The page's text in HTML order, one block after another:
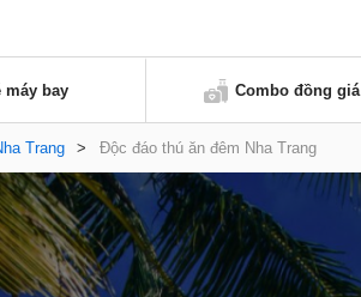
máy bay Combo đồng giá
Trang > Độc đáo thú ăn đêm Nha Trang